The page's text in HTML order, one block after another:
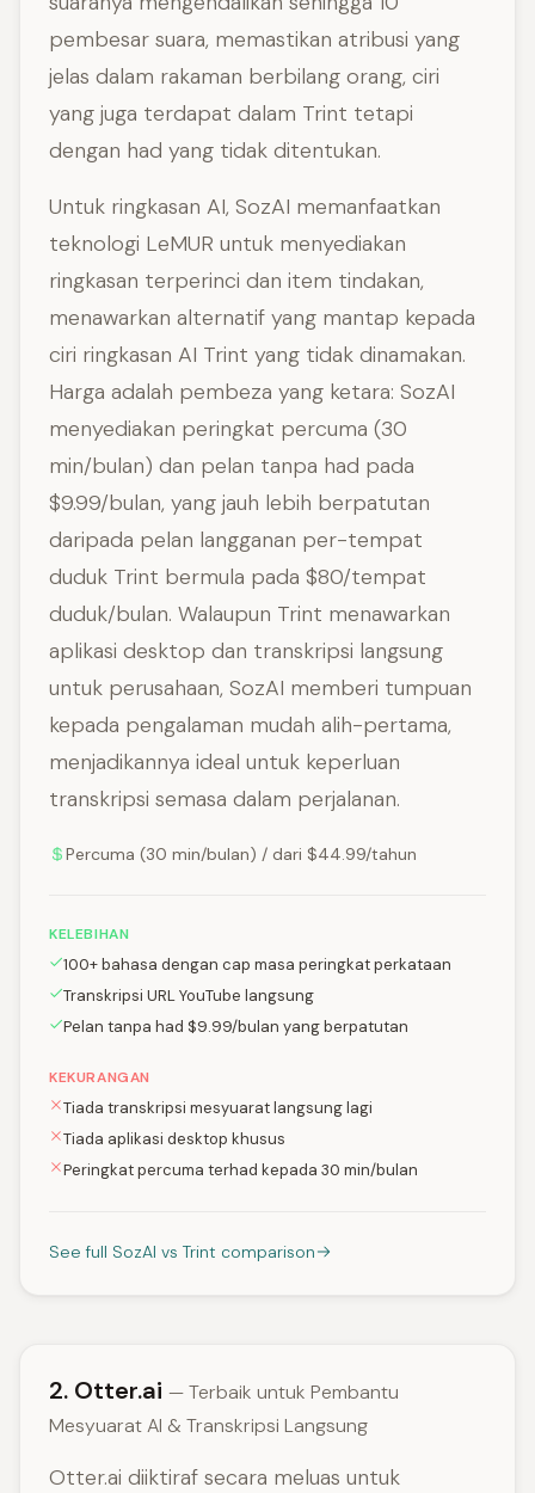
pembesar suara, memastikan atribusi yang
jelas dalam rakaman berbilang orang, ciri
yang juga terdapat dalam Trint tetapi
dengan had yang tidak ditentukan.
Untuk ringkasan AI, SozAI memanfaatkan
teknologi LeMUR untuk menyediakan
ringkasan terperinci dan item tindakan,
menawarkan alternatif yang mantap kepada
ciri ringkasan AI Trint yang tidak dinamakan.
Harga adalah pembeza yang ketara: SozAI
menyediakan peringkat percuma (30
min/bulan) dan pelan tanpa had pada
$9.99/bulan, yang jauh lebih berpatutan
daripada pelan langganan per-tempat
duduk Trint bermula pada $80/tempat
duduk/bulan. Walaupun Trint menawarkan
aplikasi desktop dan transkripsi langsung
untuk perusahaan, SozAI memberi tumpuan
kepada pengalaman mudah alih-pertama,
menjadikannya ideal untuk keperluan
transkripsi semasa dalam perjalanan.
Percuma (30 min/bulan) / dari $44.99/tahun
KELEBIHAN
100+ bahasa dengan cap masa peringkat perkataan
Transkripsi URL YouTube langsung
Pelan tanpa had $9.99/bulan yang berpatutan
KEKURANGAN
Tiada transkripsi mesyuarat langsung lagi
Tiada aplikasi desktop khusus
Peringkat percuma terhad kepada 30 min/bulan
See full SozAI vs Trint comparison
2. Otter.ai — Terbaik untuk Pembantu
Mesyuarat AI & Transkripsi Langsung
Otter.ai diiktiraf secara meluas untuk